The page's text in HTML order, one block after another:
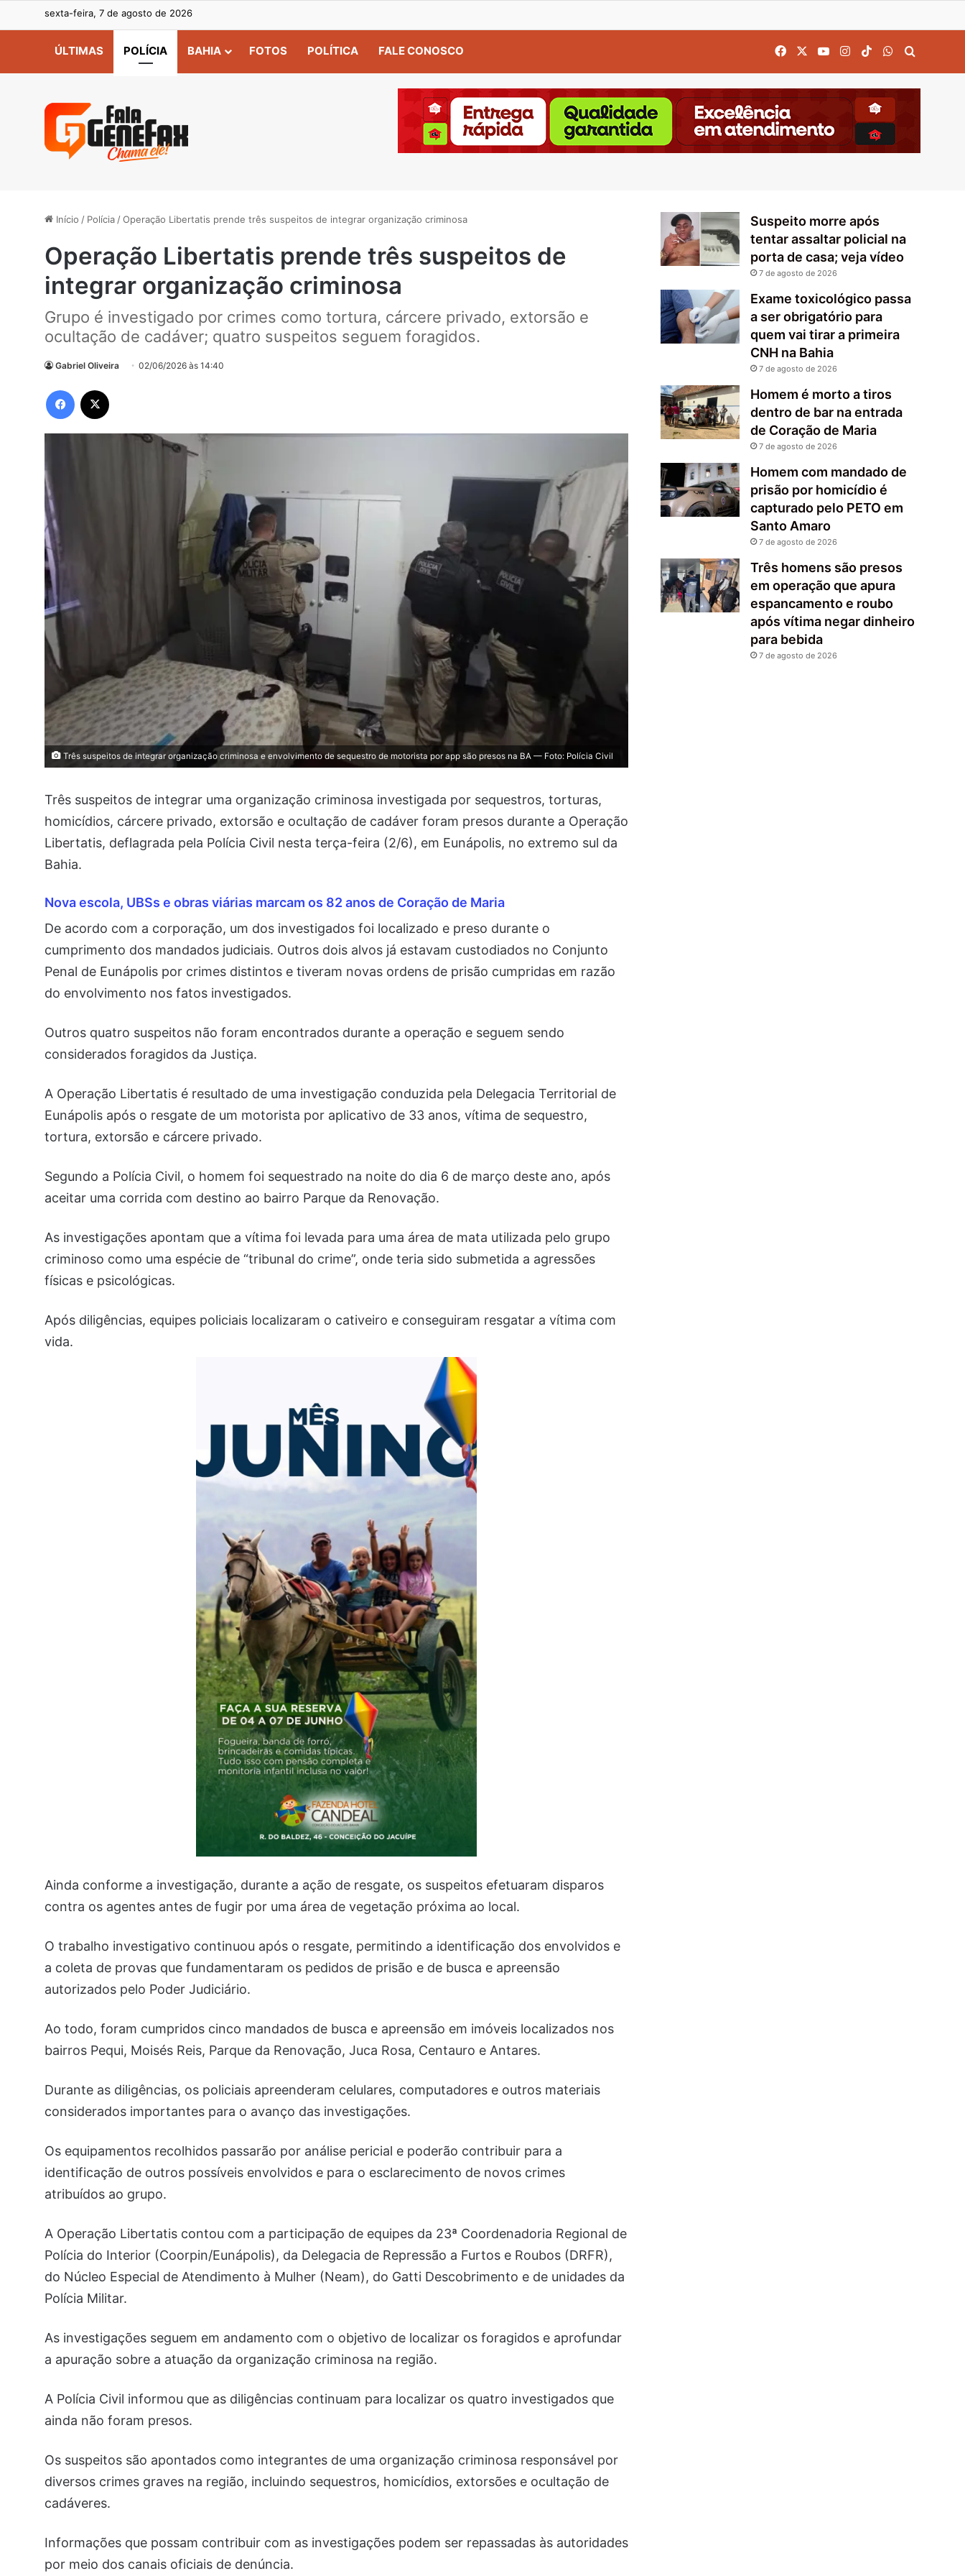
sexta-feira, 7 de agosto de 2026
ÚLTIMAS POLÍCIA BAHIA FOTOS POLÍTICA FALE CONOSCO FacebookYouTubeInstagram
TikTokWhatsApp
Início / Polícia /Operação Libertatis prende três suspeitos de integrar organização criminosa
Operação Libertatis prende três suspeitos de
integrar organização criminosa
Grupo é investigado por crimes como tortura, cárcere privado, extorsão e
ocultação de cadáver; quatro suspeitos seguem foragidos.
Gabriel Oliveira 02/06/2026 às 14:40
Facebook
Três suspeitos de integrar organização criminosa e envolvimento de sequestro de motorista por app são presos na BA — Foto: Polícia Civil
Três suspeitos de integrar uma organização criminosa investigada por sequestros, torturas,
homicídios, cárcere privado, extorsão e ocultação de cadáver foram presos durante a Operação
Libertatis, deflagrada pela Polícia Civil nesta terça-feira (2/6), em Eunápolis, no extremo sul da
Bahia.
Nova escola, UBSs e obras viárias marcam os 82 anos de Coração de Maria
De acordo com a corporação, um dos investigados foi localizado e preso durante o
cumprimento dos mandados judiciais. Outros dois alvos já estavam custodiados no Conjunto
Penal de Eunápolis por crimes distintos e tiveram novas ordens de prisão cumpridas em razão
do envolvimento nos fatos investigados.
Outros quatro suspeitos não foram encontrados durante a operação e seguem sendo
considerados foragidos da Justiça.
A Operação Libertatis é resultado de uma investigação conduzida pela Delegacia Territorial de
Eunápolis após o resgate de um motorista por aplicativo de 33 anos, vítima de sequestro,
tortura, extorsão e cárcere privado.
Segundo a Polícia Civil, o homem foi sequestrado na noite do dia 6 de março deste ano, após
aceitar uma corrida com destino ao bairro Parque da Renovação.
As investigações apontam que a vítima foi levada para uma área de mata utilizada pelo grupo
criminoso como uma espécie de “tribunal do crime”, onde teria sido submetida a agressões
físicas e psicológicas.
Após diligências, equipes policiais localizaram o cativeiro e conseguiram resgatar a vítima com
vida.
Ainda conforme a investigação, durante a ação de resgate, os suspeitos efetuaram disparos
contra os agentes antes de fugir por uma área de vegetação próxima ao local.
O trabalho investigativo continuou após o resgate, permitindo a identificação dos envolvidos e
a coleta de provas que fundamentaram os pedidos de prisão e de busca e apreensão
autorizados pelo Poder Judiciário.
Ao todo, foram cumpridos cinco mandados de busca e apreensão em imóveis localizados nos
bairros Pequi, Moisés Reis, Parque da Renovação, Juca Rosa, Centauro e Antares.
Durante as diligências, os policiais apreenderam celulares, computadores e outros materiais
considerados importantes para o avanço das investigações.
Os equipamentos recolhidos passarão por análise pericial e poderão contribuir para a
identificação de outros possíveis envolvidos e para o esclarecimento de novos crimes
atribuídos ao grupo.
A Operação Libertatis contou com a participação de equipes da 23ª Coordenadoria Regional de
Polícia do Interior (Coorpin/Eunápolis), da Delegacia de Repressão a Furtos e Roubos (DRFR),
do Núcleo Especial de Atendimento à Mulher (Neam), do Gatti Descobrimento e de unidades da
Polícia Militar.
As investigações seguem em andamento com o objetivo de localizar os foragidos e aprofundar
a apuração sobre a atuação da organização criminosa na região.
A Polícia Civil informou que as diligências continuam para localizar os quatro investigados que
ainda não foram presos.
Os suspeitos são apontados como integrantes de uma organização criminosa responsável por
diversos crimes graves na região, incluindo sequestros, homicídios, extorsões e ocultação de
cadáveres.
Informações que possam contribuir com as investigações podem ser repassadas às autoridades
por meio dos canais oficiais de denúncia.
Suspeito morre após
tentar assaltar policial na
porta de casa; veja vídeo
7 de agosto de 2026
Exame toxicológico passa
a ser obrigatório para
quem vai tirar a primeira
CNH na Bahia
7 de agosto de 2026
Homem é morto a tiros
dentro de bar na entrada
de Coração de Maria
7 de agosto de 2026
Homem com mandado de
prisão por homicídio é
capturado pelo PETO em
Santo Amaro
7 de agosto de 2026
Três homens são presos
em operação que apura
espancamento e roubo
após vítima negar dinheiro
para bebida
7 de agosto de 2026